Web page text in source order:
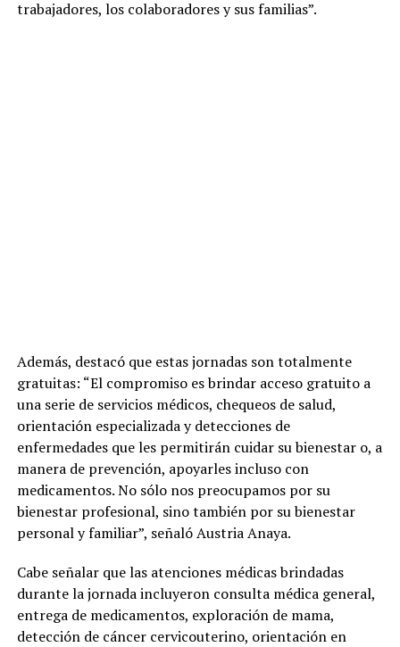
trabajadores, los colaboradores y sus familias”.
Además, destacó que estas jornadas son totalmente
gratuitas: “El compromiso es brindar acceso gratuito a
una serie de servicios médicos, chequeos de salud,
orientación especializada y detecciones de
enfermedades que les permitirán cuidar su bienestar o, a
manera de prevención, apoyarles incluso con
medicamentos. No sólo nos preocupamos por su
bienestar profesional, sino también por su bienestar
personal y familiar”, señaló Austria Anaya.
Cabe señalar que las atenciones médicas brindadas
durante la jornada incluyeron consulta médica general,
entrega de medicamentos, exploración de mama,
detección de cáncer cervicouterino, orientación en